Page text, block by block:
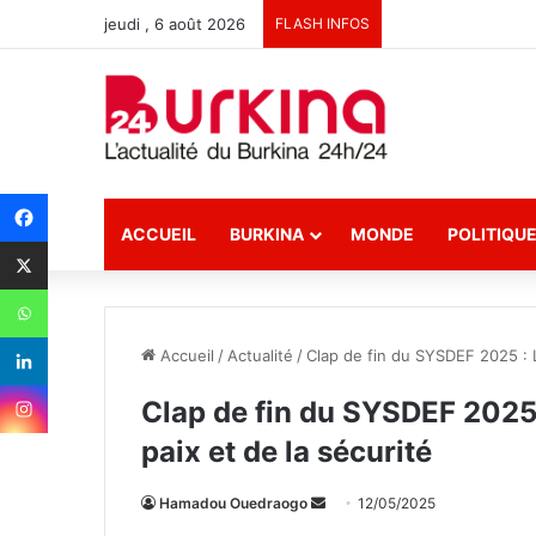
jeudi , 6 août 2026 FLASH INFOS
ACCUEIL BURKINA MONDE POLITIQUE
Accueil / Actualité /Clap de fin du SYSDEF 2025
Clap de fin du SYSDEF
paix et de la sécurité
Hamadou Ouedraogo 12/05/2025